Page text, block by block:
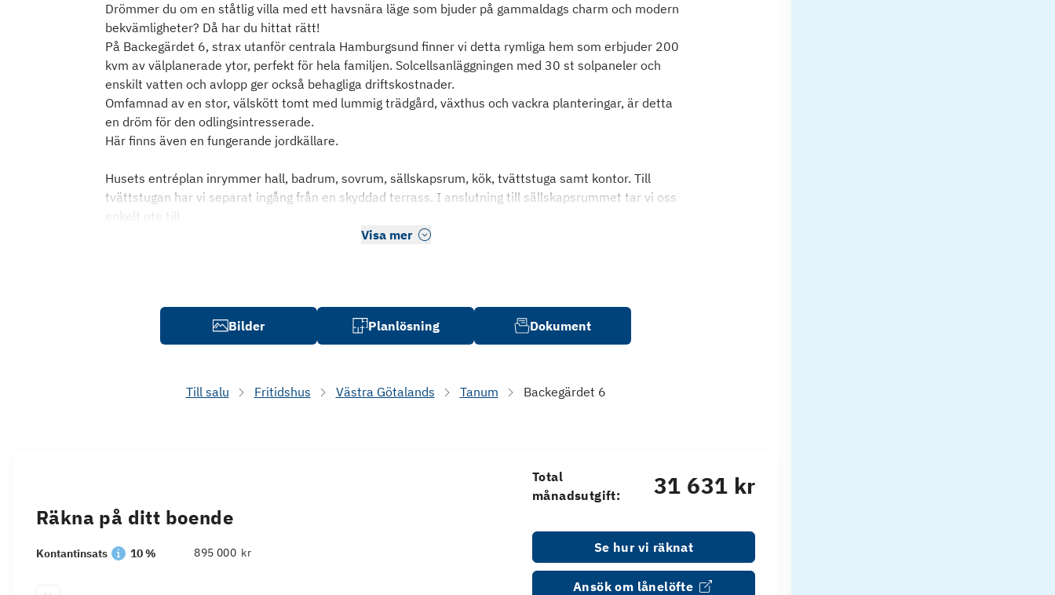
Drömmer du om en ståtlig villa med ett havsnära läge som bjuder på gammaldags charm och modern
bekvämligheter? Då har du hittat rätt!
På Backegärdet 6, strax utanför centrala Hamburgsund finner vi detta rymliga hem som erbjuder 200
kvm av välplanerade ytor, perfekt för hela familjen. Solcellsanläggningen med 30 st solpaneler och
enskilt vatten och avlopp ger också behagliga driftskostnader.
Omfamnad av en stor, välskött tomt med lummig trädgård, växthus och vackra planteringar, är detta
en dröm för den odlingsintresserade.
Här finns även en fungerande jordkällare.
Husets entréplan inrymmer hall, badrum, sovrum, sällskapsrum, kök, tvättstuga samt kontor. Till
tvättstugan har vi separat ingång från en skyddad terrass. I anslutning till sällskapsrummet tar vi oss
enkelt ute till
Visa mer
Bilder Planlösning Dokument
Till salu Fritidshus Västra Götalands Tanum Backegärdet 6
Räkna på ditt boende
Kontantinsats 10 % kr
Total
månadsutgift:
31 631 kr
Se hur vi räknat
Ansök om lånelöfte